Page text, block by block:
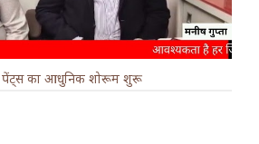
पेंट्स का आधुनिक शोरूम शुरू